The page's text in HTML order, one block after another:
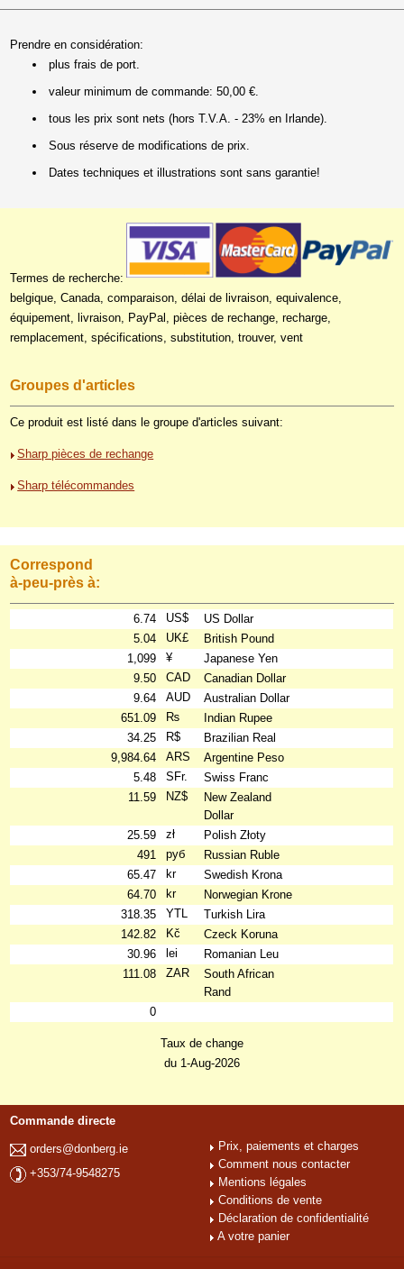
Prendre en considération:
plus frais de port.
valeur minimum de commande: 50,00 €.
tous les prix sont nets (hors T.V.A. - 23% en Irlande).
Sous réserve de modifications de prix.
Dates techniques et illustrations sont sans garantie!
Termes de recherche:
belgique, Canada, comparaison, délai de livraison, equivalence,
équipement, livraison, PayPal, pièces de rechange, recharge,
remplacement, spécifications, substitution, trouver, vent
Groupes d'articles
Ce produit est listé dans le groupe d'articles suivant:
Sharp pièces de rechange
Sharp télécommandes
Correspond
à-peu-près à:
6.74 US$
US Dollar
5.04
UK£
British Pound
1,099
¥
Japanese Yen
9.50
CAD
Canadian Dollar
9.64
AUD
Australian Dollar
651.09
₨
Indian Rupee
34.25
R$
Brazilian Real
9,984.64
ARS
Argentine Peso
5.48
SFr.
Swiss Franc
11.59
NZ$
New Zealand
Dollar
25.59
zł
Polish Złoty
491
руб
Russian Ruble
65.47
kr
Swedish Krona
64.70
kr
Norwegian Krone
318.35
YTL
Turkish Lira
142.82
Kč
Czeck Koruna
30.96
lei
Romanian Leu
111.08
ZAR
South African
Rand
0
Taux de change
du 1-Aug-2026
Commande directe
orders@donberg.ie
+353/74-9548275
Prix, paiements et charges
Comment nous contacter
Mentions légales
Conditions de vente
Déclaration de confidentialité
A votre panier